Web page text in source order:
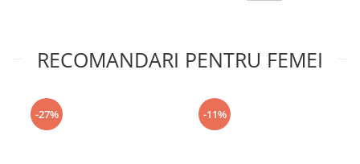
RECOMANDARI PENTRU FEMEI
-27% -11%